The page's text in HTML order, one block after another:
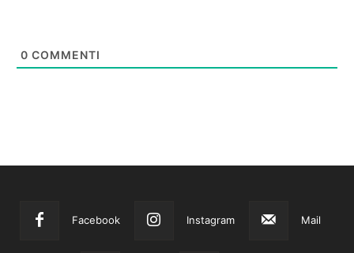
0 COMMENTI
Facebook Instagram Mail